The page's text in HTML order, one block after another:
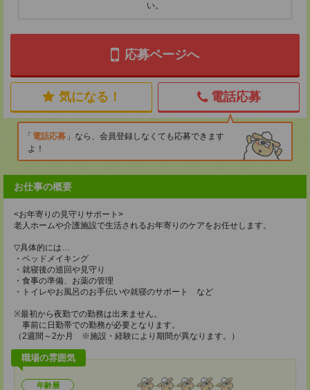
い。
応募ページへ
気になる！ 電話応募
電話応募
なら、会員登録しなくても応募できます
よ！
お仕事の概要
<お年寄りの見守りサポート>
老人ホームや介護施設で生活されるお年寄りのケアをお任せします。
▽具体的には…
・ベッドメイキング
・就寝後の巡回や見守り
・食事の準備、お薬の管理
・トイレやお風呂のお手伝いや就寝のサポート など
※最初から夜勤での勤務は出来ません。
事前に日勤帯での勤務が必要となります。
（2週間～2か月 ※施設・経験により期間が異なります。）
職場の雰囲気
年齢層